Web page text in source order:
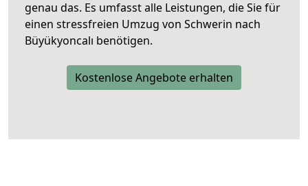
genau das. Es umfasst alle Leistungen, die Sie für
einen stressfreien Umzug von Schwerin nach
Büyükyoncalı benötigen.
Kostenlose Angebote erhalten